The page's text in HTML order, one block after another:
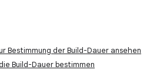
Bestimmung der Build-Dauer ansehen
Build-Dauer bestimmen